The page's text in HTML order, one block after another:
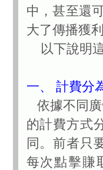
中，甚至還
大了傳播獲
以下說明
一、 計費分
依據不同
的計費方式
同。前者只
每次點擊賺